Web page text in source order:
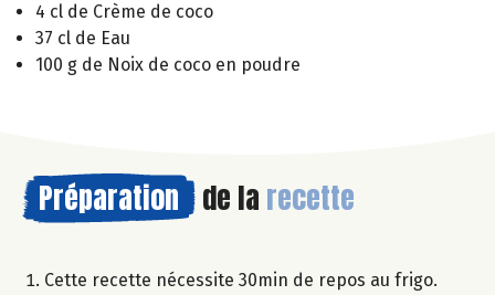
4 cl de Crème de coco
37 cl de Eau
100 g de Noix de coco en poudre
Préparation de la recette
Cette recette nécessite 30min de repos au frigo.